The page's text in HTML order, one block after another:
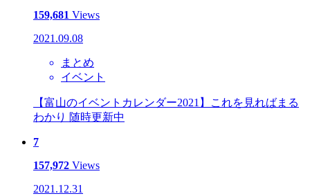
159,681 Views
2021.09.08
まとめ
イベント
【富山のイベントカレンダー2021】これを見ればまる
わかり 随時更新中
7
157,972 Views
2021.12.31